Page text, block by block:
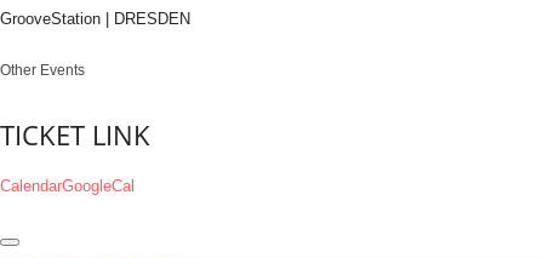
GrooveStation | DRESDEN
Other Events
TICKET LINK
CalendarGoogleCal